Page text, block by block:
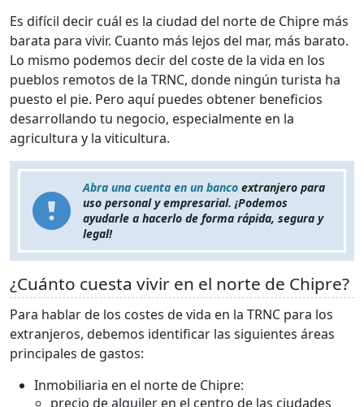
Es difícil decir cuál es la ciudad del norte de Chipre más
barata para vivir. Cuanto más lejos del mar, más barato.
Lo mismo podemos decir del coste de la vida en los
pueblos remotos de la TRNC, donde ningún turista ha
puesto el pie. Pero aquí puedes obtener beneficios
desarrollando tu negocio, especialmente en la
agricultura y la viticultura.
Abra una cuenta en un banco extranjero para
uso personal y empresarial. ¡Podemos
ayudarle a hacerlo de forma rápida, segura y
legal!
¿Cuánto cuesta vivir en el norte de Chipre?
Para hablar de los costes de vida en la TRNC para los
extranjeros, debemos identificar las siguientes áreas
principales de gastos:
Inmobiliaria en el norte de Chipre:
precio de alquiler en el centro de las ciudades